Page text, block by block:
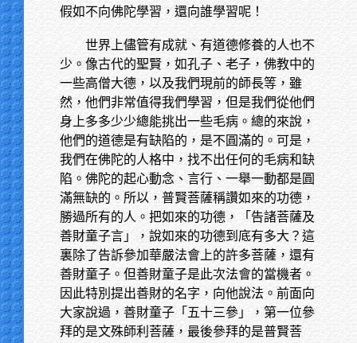
假如不向佛陀學習，還向誰學習呢！
世界上儘管有成就、有道德修養的人也不
少。像古代的聖賢，如孔子、老子，佛教中的
一些高僧大德，以及我們現前的師長等，雖
然，他們非常值得我們學習，但是我們從他們
身上多多少少總能挑出一些毛病。總的來說，
他們的道德是有缺陷的，是不圓滿的。可是，
我們在佛陀的人格中，找不出任何的毛病和缺
陷。佛陀的起心動念、言行、一舉一動都是圓
滿無缺的。所以，普賢菩薩稱讚如來的功德，
勝過所有的人。把如來的功德，「告諸菩薩及
善財童子言」，說如來的功德到底有多大？這
裏除了告訴參加華嚴法會上的許多菩薩，還有
善財童子。但善財童子是此次法會的當機者。
因此特別提出善財的名字，向他說法。前面向
大家說過，善財童子「五十三參」，第一位參
拜的是文殊師利菩薩，最後參拜的是普賢菩